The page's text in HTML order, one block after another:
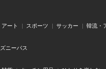
アート スポーツ サッカー 韓流・
ニーパス